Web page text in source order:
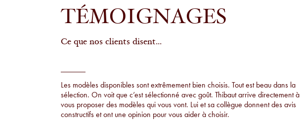
TÉMOIGNAGES
Ce que nos clients disent...
Les modèles disponibles sont extrêmement bien choisis. Tout est beau dans la
sélection. On voit que c’est sélectionné avec goût. Thibaut arrive directement à
vous proposer des modèles qui vous vont. Lui et sa collègue donnent des avis
constructifs et ont une opinion pour vous aider à choisir.